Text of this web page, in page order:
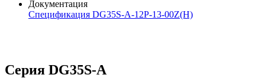
Документация
Спецификация DG35S-A-12P-13-00Z(H)
Серия DG35S-A